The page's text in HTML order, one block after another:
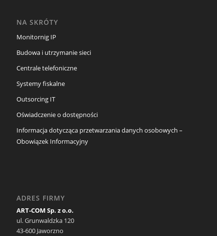
NA SKRÓTY
Monitornig IP
Budowa i utrzymanie sieci
Centrale telefoniczne
Systemy fiskalne
Outsorcing IT
Oświadczenie o dostępności
Informacja dotycząca przetwarzania danych osobowych –
Obowiązek Informacyjny
ADRES FIRMY
ART-COM Sp. z o.o.
ul. Grunwaldzka 120
43-600 Jaworzno